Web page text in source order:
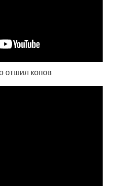
отшил копов